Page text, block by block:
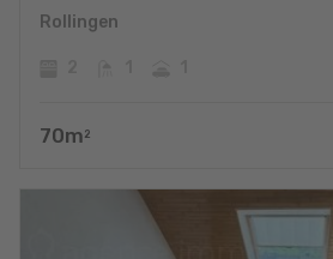
Rollingen
70m 2